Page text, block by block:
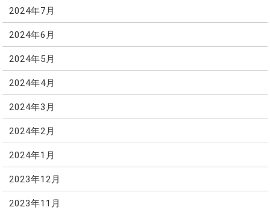
2024年7月
2024年6月
2024年5月
2024年4月
2024年3月
2024年2月
2024年1月
2023年12月
2023年11月